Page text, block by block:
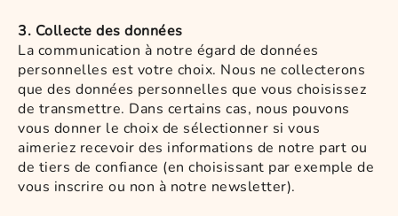
3. Collecte des données
La communication à notre égard de données
personnelles est votre choix. Nous ne collecterons
que des données personnelles que vous choisissez
de transmettre. Dans certains cas, nous pouvons
vous donner le choix de sélectionner si vous
aimeriez recevoir des informations de notre part ou
de tiers de confiance (en choisissant par exemple de
vous inscrire ou non à notre newsletter).